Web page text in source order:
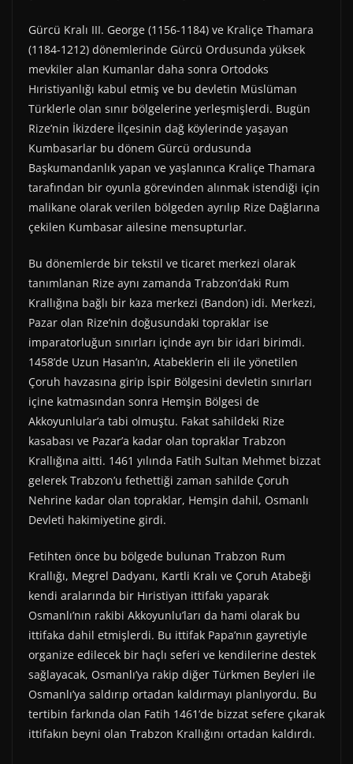
Gürcü Kralı III. George (1156-1184) ve Kraliçe Thamara
(1184-1212) dönemlerinde Gürcü Ordusunda yüksek
mevkiler alan Kumanlar daha sonra Ortodoks
Hıristiyanlığı kabul etmiş ve bu devletin Müslüman
Türklerle olan sınır bölgelerine yerleşmişlerdi. Bugün
Rize’nin İkizdere İlçesinin dağ köylerinde yaşayan
Kumbasarlar bu dönem Gürcü ordusunda
Başkumandanlık yapan ve yaşlanınca Kraliçe Thamara
tarafından bir oyunla görevinden alınmak istendiği için
malikane olarak verilen bölgeden ayrılıp Rize Dağlarına
çekilen Kumbasar ailesine mensupturlar.
Bu dönemlerde bir tekstil ve ticaret merkezi olarak
tanımlanan Rize aynı zamanda Trabzon’daki Rum
Krallığına bağlı bir kaza merkezi (Bandon) idi. Merkezi,
Pazar olan Rize’nin doğusundaki topraklar ise
imparatorluğun sınırları içinde ayrı bir idari birimdi.
1458’de Uzun Hasan’ın, Atabeklerin eli ile yönetilen
Çoruh havzasına girip İspir Bölgesini devletin sınırları
içine katmasından sonra Hemşin Bölgesi de
Akkoyunlular’a tabi olmuştu. Fakat sahildeki Rize
kasabası ve Pazar’a kadar olan topraklar Trabzon
Krallığına aitti. 1461 yılında Fatih Sultan Mehmet bizzat
gelerek Trabzon’u fethettiği zaman sahilde Çoruh
Nehrine kadar olan topraklar, Hemşin dahil, Osmanlı
Devleti hakimiyetine girdi.
Fetihten önce bu bölgede bulunan Trabzon Rum
Krallığı, Megrel Dadyanı, Kartli Kralı ve Çoruh Atabeği
kendi aralarında bir Hıristiyan ittifakı yaparak
Osmanlı’nın rakibi Akkoyunlu’ları da hami olarak bu
ittifaka dahil etmişlerdi. Bu ittifak Papa’nın gayretiyle
organize edilecek bir haçlı seferi ve kendilerine destek
sağlayacak, Osmanlı’ya rakip diğer Türkmen Beyleri ile
Osmanlı’ya saldırıp ortadan kaldırmayı planlıyordu. Bu
tertibin farkında olan Fatih 1461’de bizzat sefere çıkarak
ittifakın beyni olan Trabzon Krallığını ortadan kaldırdı.